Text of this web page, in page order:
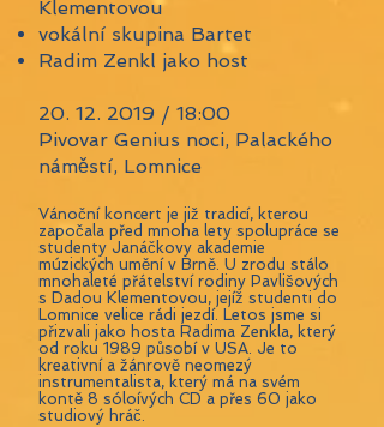
Klementovou
vokální skupina Bartet
Radim Zenkl jako host
20. 12. 2019 / 18:00
Pivovar Genius noci, Palackého
náměstí, Lomnice
Vánoční koncert je již tradicí, kterou
započala před mnoha lety spolupráce se
studenty Janáčkovy akademie
múzických umění v Brně. U zrodu stálo
mnohaleté přátelství rodiny Pavlišových
s Dadou Klementovou, jejíž studenti do
Lomnice velice rádi jezdí. Letos jsme si
přizvali jako hosta Radima Zenkla, který
od roku 1989 působí v USA. Je to
kreativní a žánrově neomezý
instrumentalista, který má na svém
kontě 8 sóloívých CD a přes 60 jako
studiový hráč.